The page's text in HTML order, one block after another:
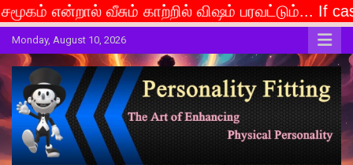
காற்றில் விஷம் பரவட்டும்... If caste is deemed
Skip
to
content
Monday, August 10, 2026